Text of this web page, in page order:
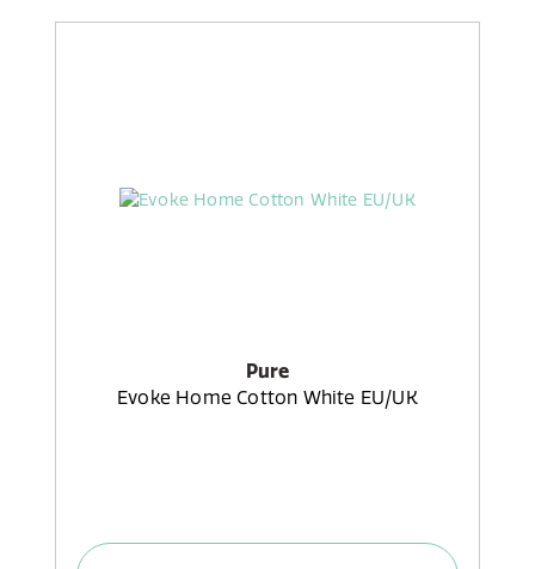
Pure
Evoke Home Cotton White EU/UK